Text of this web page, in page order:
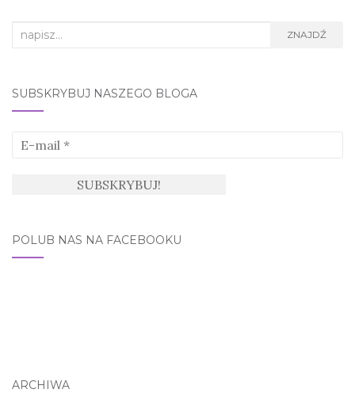
Search
ZNAJDŹ
SUBSKRYBUJ NASZEGO BLOGA
POLUB NAS NA FACEBOOKU
ARCHIWA